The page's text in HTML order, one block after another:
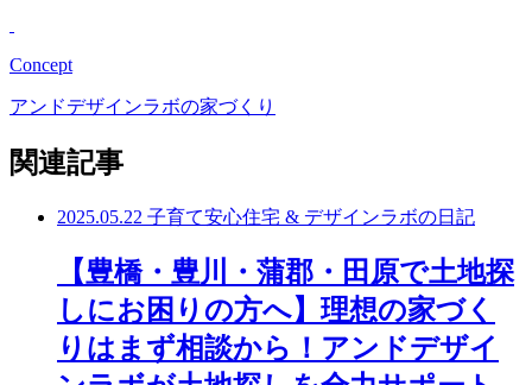
Concept
アンドデザインラボの家づくり
関連記事
2025.05.22 子育て安心住宅 & デザインラボの日記
【豊橋・豊川・蒲郡・田原で土地探
しにお困りの方へ】理想の家づく
りはまず相談から！アンドデザイ